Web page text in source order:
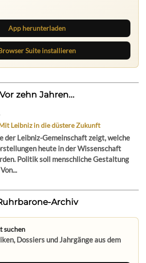
App herunterladen
Suite installieren
Vor zehn Jahren...
Leibniz in die düstere Zukunft
der Leibniz-Gemeinschaft zeigt, welche
heute in der Wissenschaft
Politik soll menschliche Gestaltung
Archiv
suchen
Dossiers und Jahrgänge aus dem